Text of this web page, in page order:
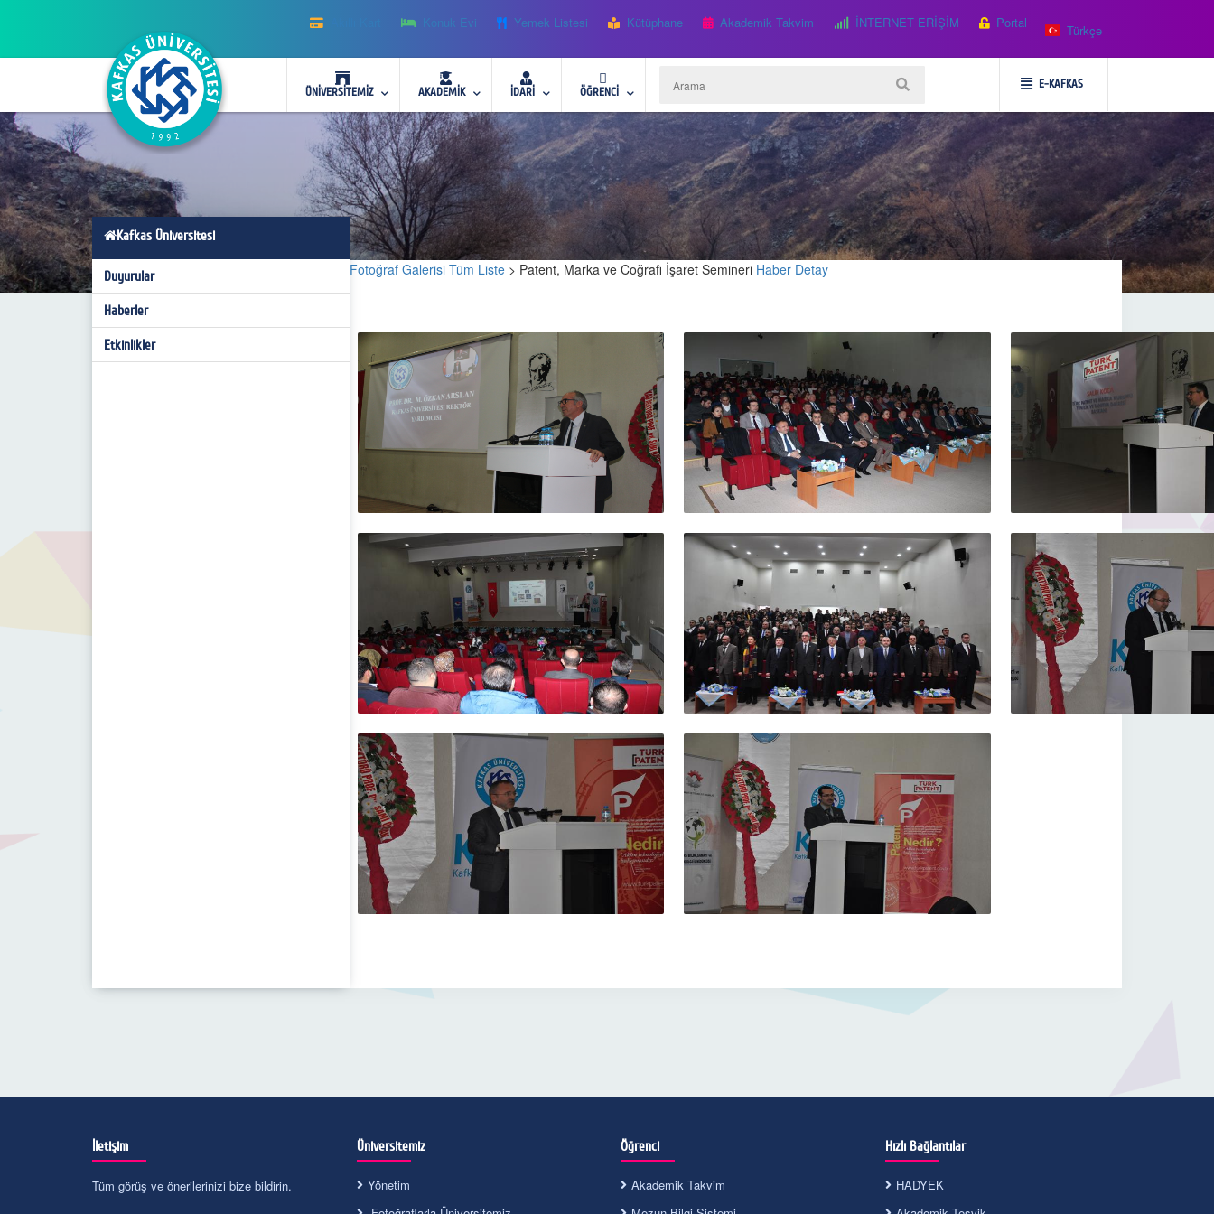
Konuk Evi Yemek Listesi Kütüphane Akademik Takvim İNTERNET ERİŞİM Portal Türkçe
ÜNİVERSİTEMİZ AKADEMİK İDARİ ÖĞRENCİ
E-KAFKAS
Kafkas Üniversitesi
Duyurular
Haberler
Etkinlikler
Fotoğraf Galerisi Tüm Liste > Patent, Marka ve Coğrafi İşaret Semineri Haber Detay
İletişim
Tüm görüş ve önerilerinizi bize bildirin.
Üniversitemiz
Yönetim
Öğrenci
Akademik Takvim
Hızlı Bağlantılar
HADYEK